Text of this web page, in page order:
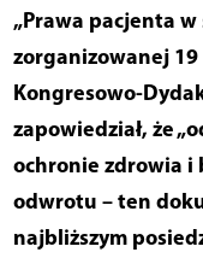
„Prawa pacjenta
zorganizowanej
Kongresowo-
zapowiedział, że
ochronie zdrowia i
odwrotu – ten
najbliższym